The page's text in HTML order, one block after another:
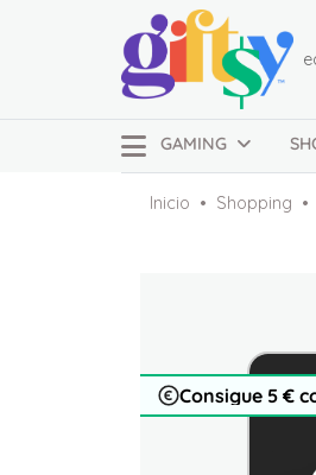
GAMING
Inicio Shopping
Consigue 5 €